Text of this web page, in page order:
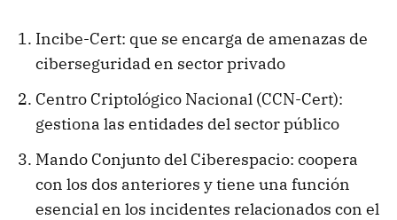
Incibe-Cert: que se encarga de amenazas de
ciberseguridad en sector privado
Centro Criptológico Nacional (CCN-Cert):
gestiona las entidades del sector público
Mando Conjunto del Ciberespacio: coopera
con los dos anteriores y tiene una función
esencial en los incidentes relacionados con el